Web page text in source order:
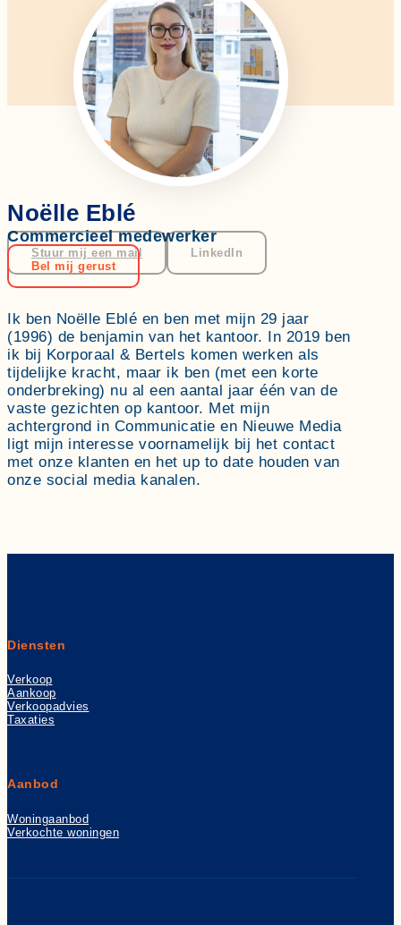
Noëlle Eblé
Commercieel medewerker
Stuur mij een mail
LinkedIn
Bel mij gerust
Ik ben Noëlle Eblé en ben met mijn 29 jaar
(1996) de benjamin van het kantoor. In 2019 ben
ik bij Korporaal & Bertels komen werken als
tijdelijke kracht, maar ik ben (met een korte
onderbreking) nu al een aantal jaar één van de
vaste gezichten op kantoor. Met mijn
achtergrond in Communicatie en Nieuwe Media
ligt mijn interesse voornamelijk bij het contact
met onze klanten en het up to date houden van
onze social media kanalen.
Diensten
Verkoop
Aankoop
Verkoopadvies
Taxaties
Aanbod
Woningaanbod
Verkochte woningen